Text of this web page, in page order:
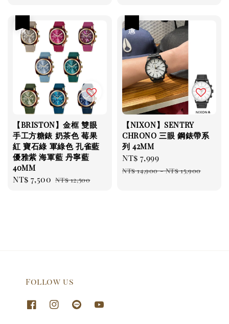
【BRISTON】金框 雙眼
手工方糖錶 奶茶色 莓果
紅 寶石綠 軍綠色 孔雀藍
優雅紫 海軍藍 丹寧藍
40MM
Sale
NT$ 7,500 Regular
NT$ 12,500
【NIXON】SENTRY
CHRONO 三眼 鋼錶帶系
列 42MM
Sale
price
NT$ 7,999
price
NT$ 14,900-NT$ 15,900
Follow us